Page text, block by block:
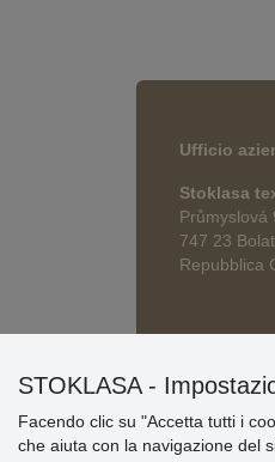
Ufficio
Stoklasa
Průmyslová
747 23
Repubblica
STOKLASA -
Facendo clic su "Accetta tutti i
che aiuta con la navigazione del